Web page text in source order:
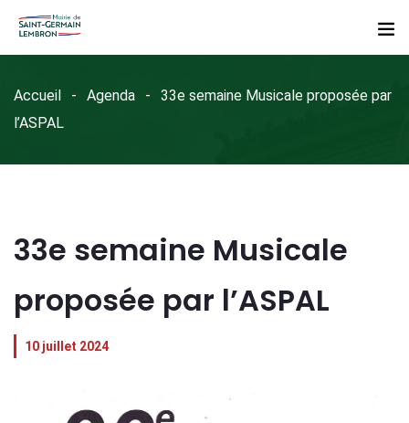
Accueil Agenda
33e semaine Musicale proposée par
l’ASPAL
33e semaine Musicale
proposée par l’ASPAL
10 juillet 2024